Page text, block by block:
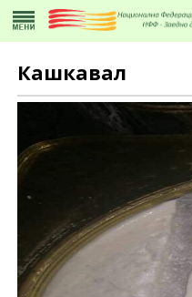
Кашкавал